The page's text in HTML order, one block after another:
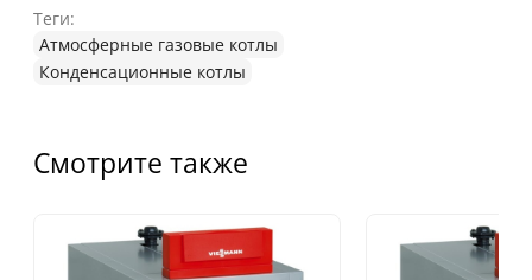
Теги:
Атмосферные газовые котлы
Конденсационные котлы
Смотрите также